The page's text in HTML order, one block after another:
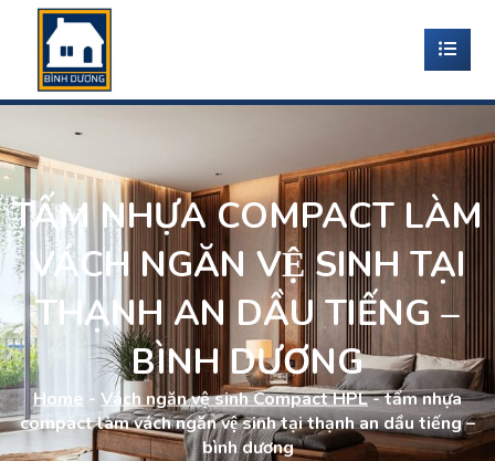
TẤM NHỰA COMPACT LÀM
VÁCH NGĂN VỆ SINH TẠI
THẠNH AN DẦU TIẾNG –
BÌNH DƯƠNG
Home - Vách ngăn vệ sinh Compact HPL-tấm nhựa
compact làm vách ngăn vệ sinh tại thạnh an dầu tiếng –
bình dương